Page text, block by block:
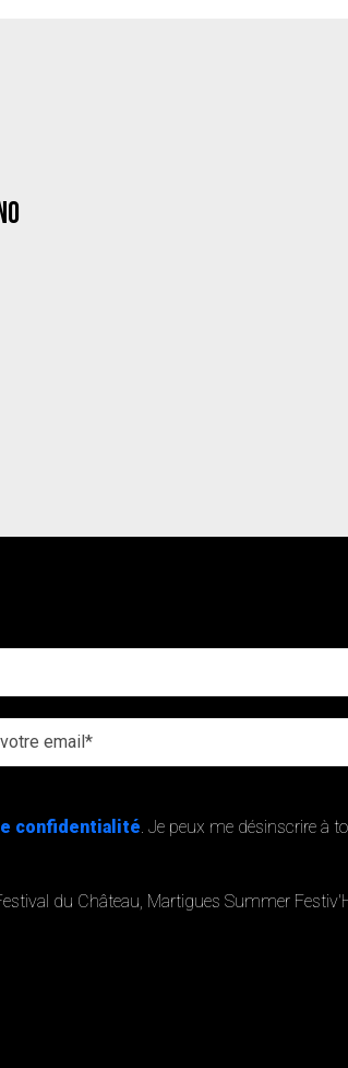
confidentialité. Je peux me désinscrire à
du Château, Martigues Summer